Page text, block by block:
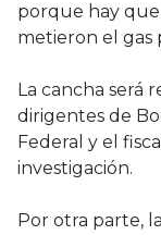
porque hay
metieron el gas
La cancha será
dirigentes de
Federal y el
investigación.
Por otra parte,